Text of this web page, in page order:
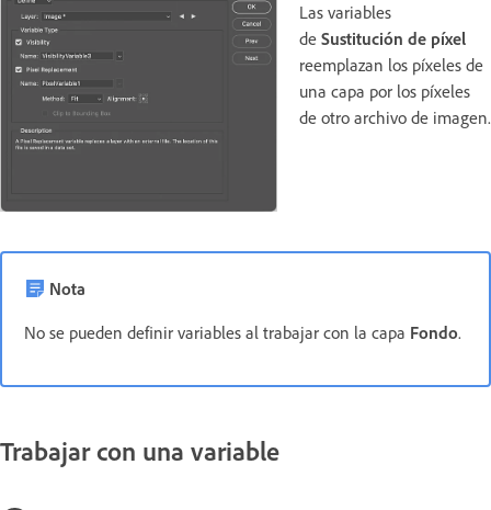
Las variables
de Sustitución de píxel
reemplazan los píxeles de
una capa por los píxeles
de otro archivo de imagen.
Nota
No se pueden definir variables al trabajar con la capa Fondo.
Trabajar con una variable